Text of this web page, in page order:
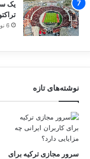
یک
6 نوامبر 2024
نوشته‌های تازه
سرور مجازی ترکیه برای